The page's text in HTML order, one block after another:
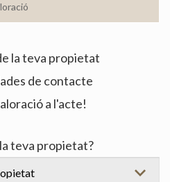
teva propietat?
la teva propietat
de contacte
a l'acte!